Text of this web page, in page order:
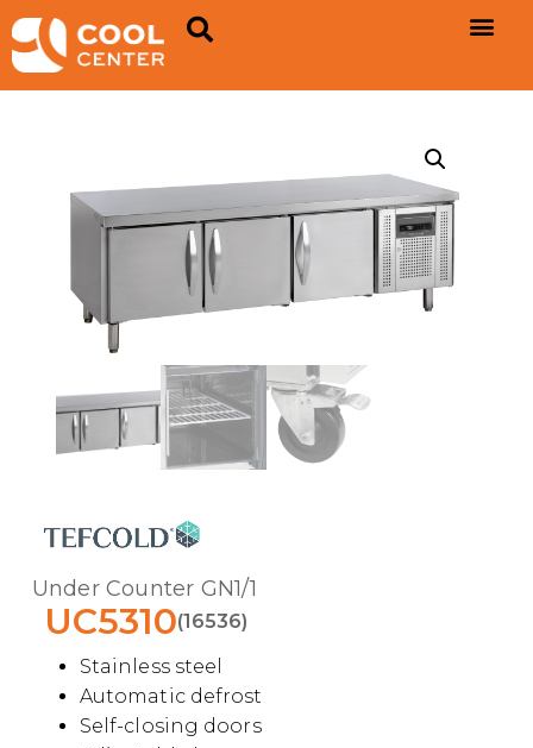
Under Counter GN1/1
UC5310(16536)
Stainless steel
Automatic defrost
Self-closing doors